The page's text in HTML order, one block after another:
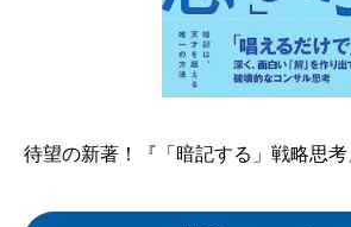
待望の新著！『「暗記する」戦略思